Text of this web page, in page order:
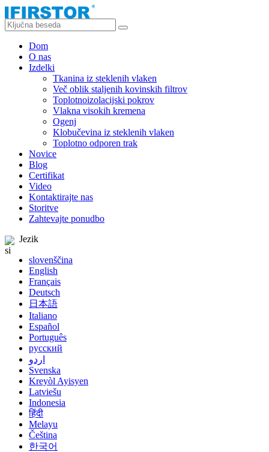
Dom
O nas
Izdelki
Tkanina iz steklenih vlaken
Več oblik staljenih kovinskih filtrov
Toplotnoizolacijski pokrov
Vlakna visokih kremena
Ogenj
Klobučevina iz steklenih vlaken
Toplotno odporen trak
Novice
Blog
Certifikat
Video
Kontaktirajte nas
Storitve
Zahtevajte ponudbo
Jezik
slovenščina
English
Français
Deutsch
日本語
Italiano
Español
Português
русский
اردو
Svenska
Kreyòl Ayisyen
Latviešu
Indonesia
हिंदी
Melayu
Čeština
한국어